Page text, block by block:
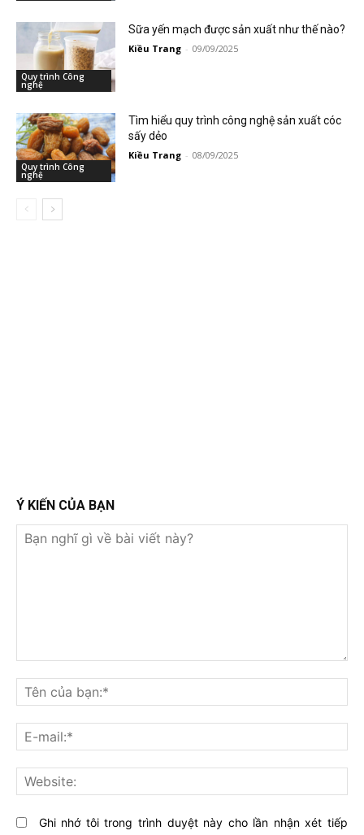
Quy trình Công
nghệ
Sữa yến mạch được sản xuất như thế nào?
Kiều Trang - 09/09/2025
Quy trình Công
nghệ
Tìm hiểu quy trình công nghệ sản xuất cóc
sấy dẻo
Kiều Trang - 08/09/2025
Ý KIẾN CỦA BẠN
nghĩ
gì
về
bài
viết
này?
Ghi nhớ tôi trong trình duyệt này cho lần nhận xét tiếp